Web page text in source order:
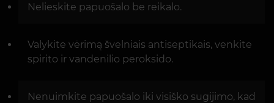
Nelieskite papuošalo be reikalo.
Valykite vėrimą švelniais antiseptikais, venkite
spirito ir vandenilio peroksido.
Nenuimkite papuošalo iki visiško sugijimo, kad